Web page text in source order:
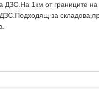
1км от границите на
за